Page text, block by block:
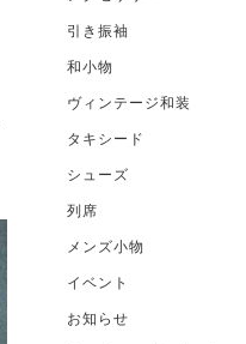
引き振袖
和小物
ヴィンテージ和装
タキシード
シューズ
列席
メンズ小物
イベント
お知らせ